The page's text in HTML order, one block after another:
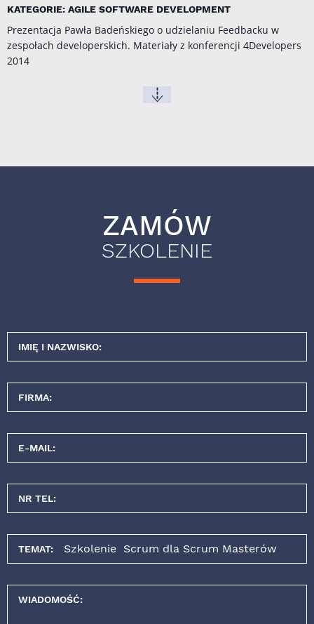
KATEGORIE: AGILE SOFTWARE DEVELOPMENT
Prezentacja Pawła Badeńskiego o udzielaniu Feedbacku w
zespołach developerskich. Materiały z konferencji 4Developers
2014
ZAMÓW
SZKOLENIE
IMIĘ I NAZWISKO:
FIRMA:
E-MAIL:
NR TEL:
TEMAT:
WIADOMOŚĆ: